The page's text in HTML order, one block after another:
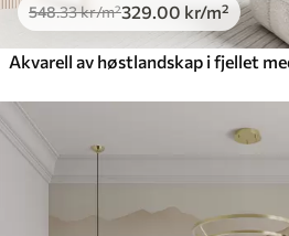
548.33kr/m²329 .00 kr/m²